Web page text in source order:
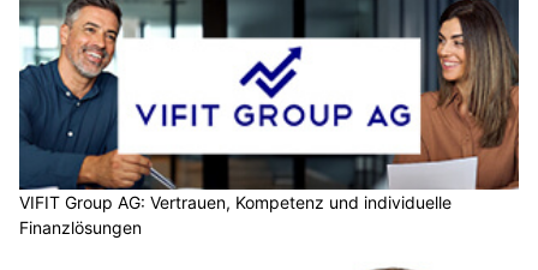
VIFIT Group AG: Vertrauen, Kompetenz und individuelle
Finanzlösungen